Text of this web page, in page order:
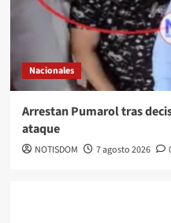
Nacionales
Arrestan Pumarol tras
ataque
NOTISDOM 7 agosto 2026